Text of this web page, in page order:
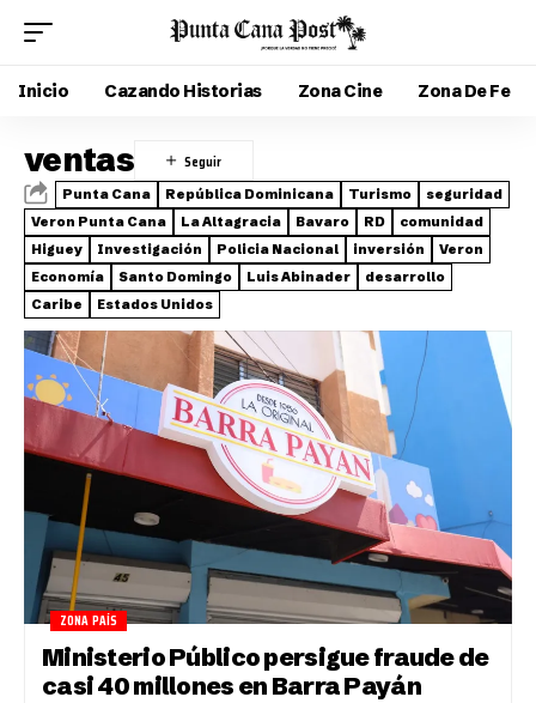
Inicio Cazando Historias Zona Cine Zona De Fe
ventas
Punta Cana República Dominicana Turismo
seguridad
Veron Punta Cana
La Altagracia Bavaro RD
comunidad
Higuey
Investigación Policia Nacional inversión
Veron
Economía
Santo Domingo Luis Abinader
desarrollo
Caribe
Estados Unidos
ZONA PAÍS
Ministerio Público persigue fraude de
casi 40 millones en Barra Payán